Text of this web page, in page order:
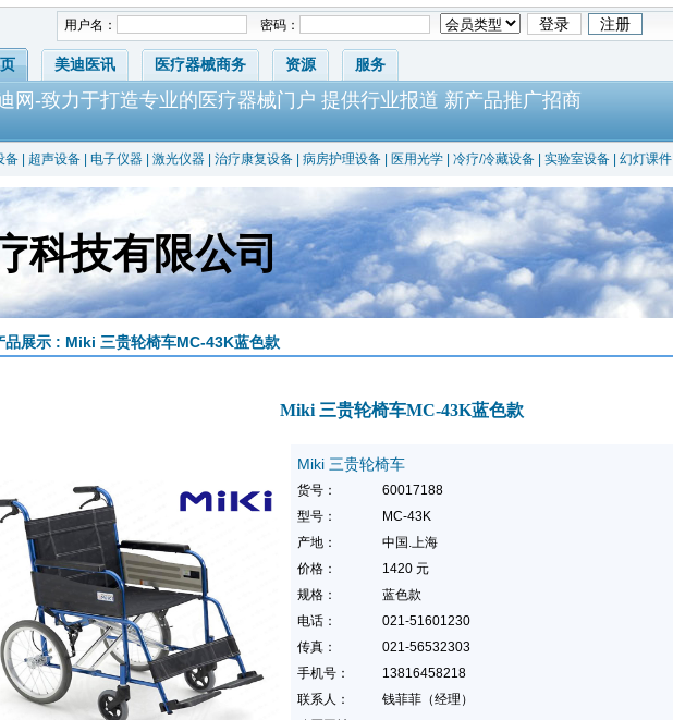
用户名： 密码：
美迪医讯 医疗器械商务 资源 服务
网-致力于打造专业的医疗器械门户 提供行业报道 新产品推广招商
备 超声设备 电子仪器 激光仪器 治疗康复设备 病房护理设备 医用光学 冷疗/冷藏设备 实验室设备 幻灯课件
科技有限公司
品展示 : Miki 三贵轮椅车MC-43K蓝色款
Miki 三贵轮椅车MC-43K蓝色款
Miki 三贵轮椅车
货号：
60017188
型号：
MC-43K
产地：
中国.上海
价格：
1420 元
规格：
蓝色款
电话：
021-51601230
传真：
021-56532303
手机号：
13816458218
联系人：
钱菲菲（经理）